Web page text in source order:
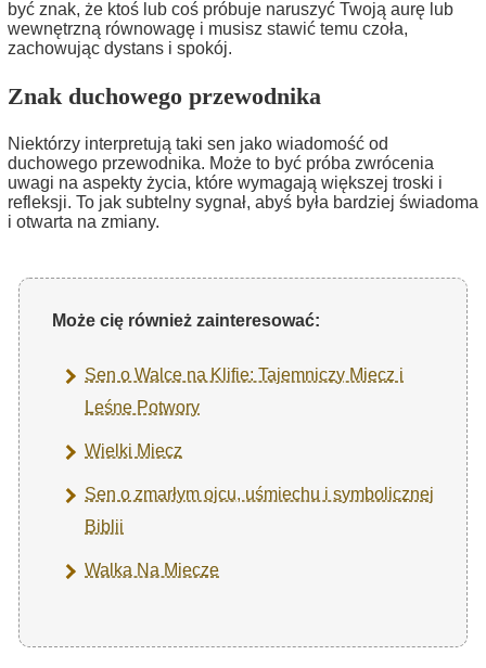
być znak, że ktoś lub coś próbuje naruszyć Twoją aurę lub
wewnętrzną równowagę i musisz stawić temu czoła,
zachowując dystans i spokój.
Znak duchowego przewodnika
Niektórzy interpretują taki sen jako wiadomość od
duchowego przewodnika. Może to być próba zwrócenia
uwagi na aspekty życia, które wymagają większej troski i
refleksji. To jak subtelny sygnał, abyś była bardziej świadoma
i otwarta na zmiany.
Może cię również zainteresować:
Sen o Walce na Klifie: Tajemniczy Miecz i
Leśne Potwory
Wielki Miecz
Sen o zmarłym ojcu, uśmiechu i symbolicznej
Biblii
Walka Na Miecze